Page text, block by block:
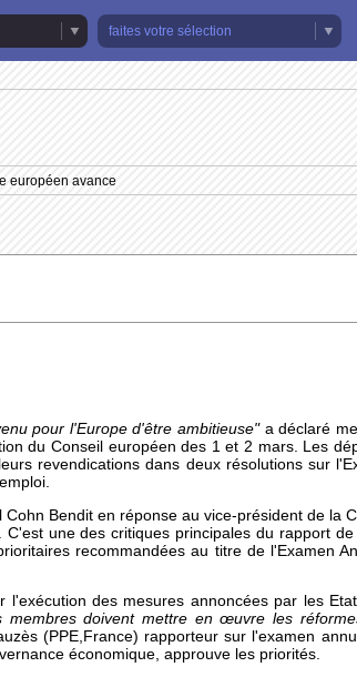
faites votre sélection
européen avance
pour l'Europe d'être ambitieuse" a déclaré
du Conseil européen des 1 et 2 mars. Les
revendications dans deux résolutions sur
Bendit en réponse au vice-président de la
une des critiques principales du rapport de
recommandées au titre de l'Examen
l'exécution des mesures annoncées par les
membres doivent mettre en œuvre les
(PPE,France) rapporteur sur l'examen
économique, approuve les priorités.